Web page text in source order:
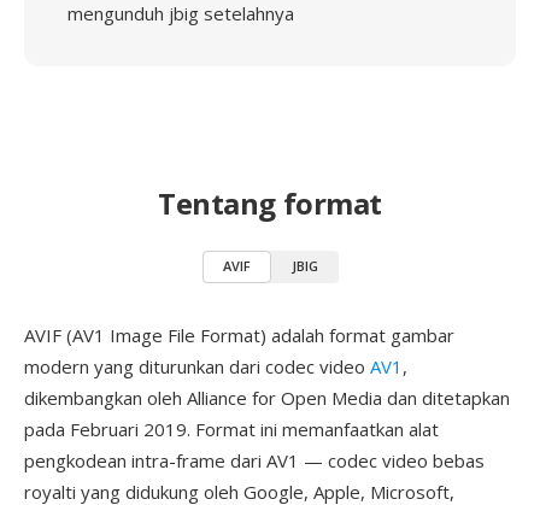
mengunduh jbig setelahnya
Tentang format
AVIF JBIG
AVIF (AV1 Image File Format) adalah format gambar
modern yang diturunkan dari codec video AV1 ,
dikembangkan oleh Alliance for Open Media dan ditetapkan
pada Februari 2019. Format ini memanfaatkan alat
pengkodean intra-frame dari AV1 — codec video bebas
royalti yang didukung oleh Google, Apple, Microsoft,